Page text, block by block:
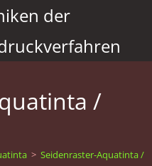
der
/
> Seidenraster-Aquatinta /